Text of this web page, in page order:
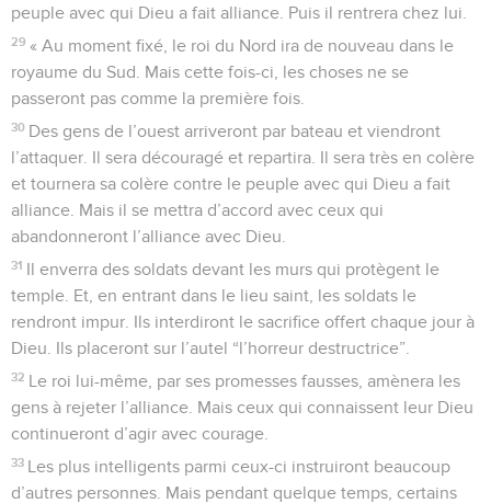
peuple avec qui Dieu a fait alliance. Puis il rentrera chez lui.
29 « Au moment fixé, le roi du Nord ira de nouveau dans le
royaume du Sud. Mais cette fois-ci, les choses ne se
passeront pas comme la première fois.
30 Des gens de l’ouest arriveront par bateau et viendront
l’attaquer. Il sera découragé et repartira. Il sera très en colère
et tournera sa colère contre le peuple avec qui Dieu a fait
alliance. Mais il se mettra d’accord avec ceux qui
abandonneront l’alliance avec Dieu.
31 Il enverra des soldats devant les murs qui protègent le
temple. Et, en entrant dans le lieu saint, les soldats le
rendront impur. Ils interdiront le sacrifice offert chaque jour à
Dieu. Ils placeront sur l’autel “l’horreur destructrice”.
32 Le roi lui-même, par ses promesses fausses, amènera les
gens à rejeter l’alliance. Mais ceux qui connaissent leur Dieu
continueront d’agir avec courage.
33 Les plus intelligents parmi ceux-ci instruiront beaucoup
d’autres personnes. Mais pendant quelque temps, certains